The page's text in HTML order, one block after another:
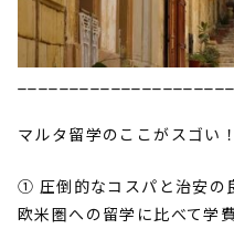
マルタ留学のここがスゴい
① 圧倒的なコスパと治安の
欧米圏への留学に比べて学